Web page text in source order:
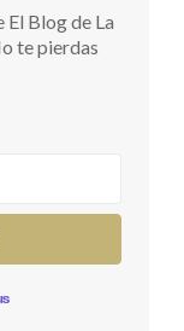
El Blog de La
te pierdas